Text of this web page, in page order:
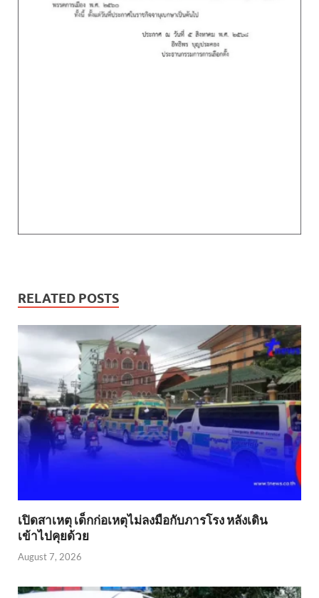
RELATED POSTS
เปิดสาเหตุ เด็กก่อเหตุไม่ลงมือกับภารโรง หลังเดิน
เข้าไปคุยด้วย
August 7, 2026